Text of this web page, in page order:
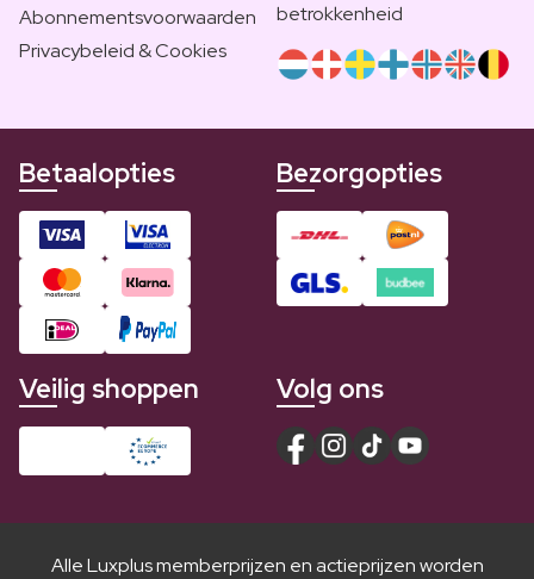
Abonnementsvoorwaarden
Privacybeleid & Cookies
betrokkenheid
Betaalopties Bezorgopties
Veilig shoppen Volg ons
Alle Luxplus memberprijzen en actieprijzen worden